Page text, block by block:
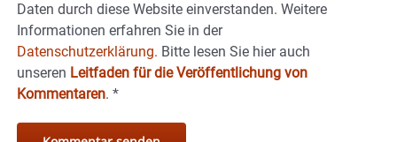
Daten durch diese Website einverstanden. Weitere
Informationen erfahren Sie in der
Datenschutzerklärung. Bitte lesen Sie hier auch
unseren Leitfaden für die Veröffentlichung von
Kommentaren. *